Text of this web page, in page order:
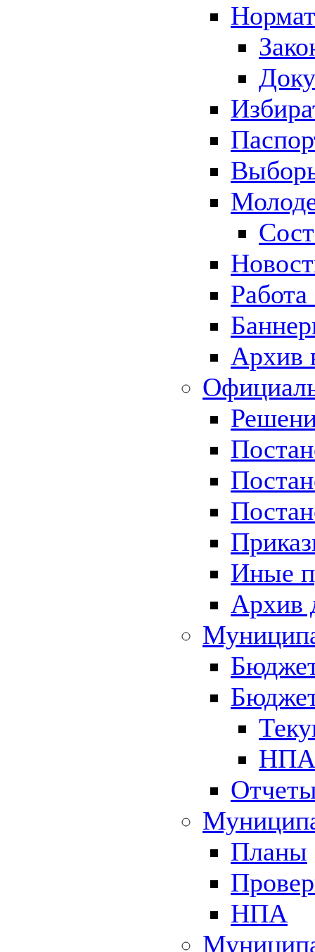
Архив
Иные
Архив
НПА
Планы
НПА